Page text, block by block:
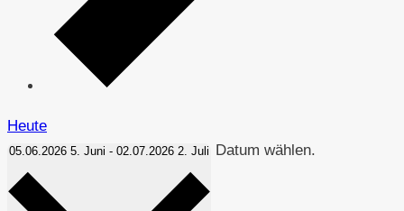
Heute
05.06.2026 5. Juni - 02.07.2026 2. Juli Datum wählen.